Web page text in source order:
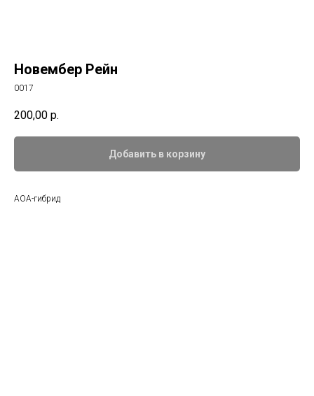
Новембер Рейн
0017
200,00 р.
Добавить в корзину
АОА-гибрид